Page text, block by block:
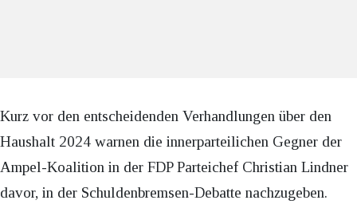
Kurz vor den entscheidenden Verhandlungen über den
Haushalt 2024 warnen die innerparteilichen Gegner der
Ampel-Koalition in der FDP Parteichef Christian Lindner
davor, in der Schuldenbremsen-Debatte nachzugeben.